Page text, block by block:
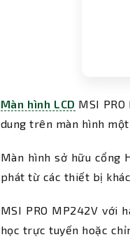
Màn hình LCD MSI
dung trên màn hình
Màn hình sở hữu cổng
phát từ các thiết bị khác
MSI PRO MP242V với
học trực tuyến hoặc